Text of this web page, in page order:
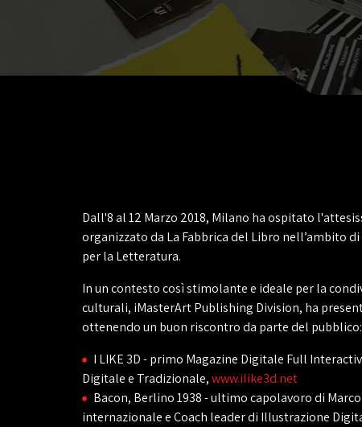
Dall'8 al 12 Marzo 2018, Milano ha ospitato
organizzato da La Fabbrica del Libro nell’ambito
per la Letteratura.
In un contesto così stimolante e ideale per la
culturali, iMasterArt Publishing Division, ha
ottenendo un buon riscontro da parte del pubblico:
I LIKE 3D - primo Magazine Digitale Full
Digitale e Tradizionale,www.ilike3d.net
Bacon, Berlino 1938 - ultimo capolavoro di
internazionale e Coach leader di Illustrazione